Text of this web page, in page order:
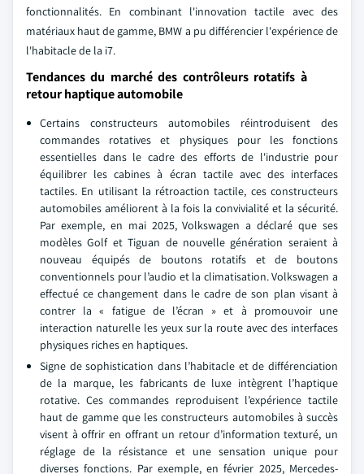
fonctionnalités. En combinant l'innovation tactile avec des
matériaux haut de gamme, BMW a pu différencier l'expérience de
l'habitacle de la i7.
Tendances du marché des contrôleurs rotatifs à
retour haptique automobile
Certains constructeurs automobiles réintroduisent des
commandes rotatives et physiques pour les fonctions
essentielles dans le cadre des efforts de l'industrie pour
équilibrer les cabines à écran tactile avec des interfaces
tactiles. En utilisant la rétroaction tactile, ces constructeurs
automobiles améliorent à la fois la convivialité et la sécurité.
Par exemple, en mai 2025, Volkswagen a déclaré que ses
modèles Golf et Tiguan de nouvelle génération seraient à
nouveau équipés de boutons rotatifs et de boutons
conventionnels pour l’audio et la climatisation. Volkswagen a
effectué ce changement dans le cadre de son plan visant à
contrer la « fatigue de l’écran » et à promouvoir une
interaction naturelle les yeux sur la route avec des interfaces
physiques riches en haptiques.
Signe de sophistication dans l’habitacle et de différenciation
de la marque, les fabricants de luxe intègrent l’haptique
rotative. Ces commandes reproduisent l’expérience tactile
haut de gamme que les constructeurs automobiles à succès
visent à offrir en offrant un retour d’information texturé, un
réglage de la résistance et une sensation unique pour
diverses fonctions. Par exemple, en février 2025, Mercedes-